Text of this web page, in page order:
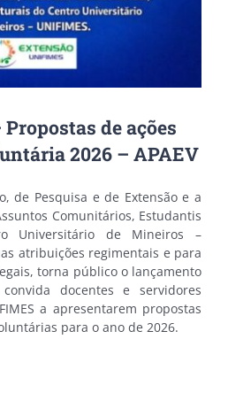
de ações
2026 – APAEV
de Pesquisa e de Extensão e a
Comunitários, Estudantis
Universitário de Mineiros –
atribuições regimentais e para
torna público o lançamento
docentes e servidores
a apresentarem propostas
para o ano de 2026.